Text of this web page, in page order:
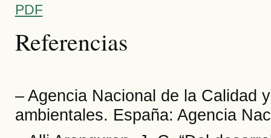
PDF
Referencias
– Agencia Nacional de la Calidad
ambientales. España: Agencia